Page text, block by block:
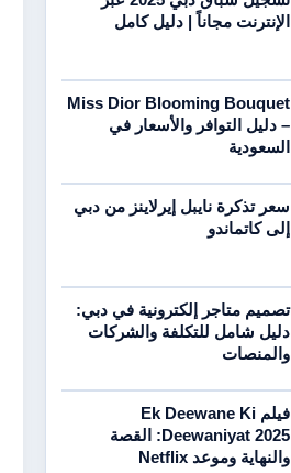
الإنترنت مجاناً | دليل كامل
Miss Dior Blooming Bouquet
– دليل التوافر والأسعار في
السعودية
سعر تذكرة نايبل إيرلاينز من دبي
إلى كاتماندو
تصميم متاجر إلكترونية في دبي:
دليل شامل للتكلفة والشركات
والمنصات
فيلم Ek Deewane Ki
Deewaniyat 2025: القصة
والنهاية وموعد Netflix